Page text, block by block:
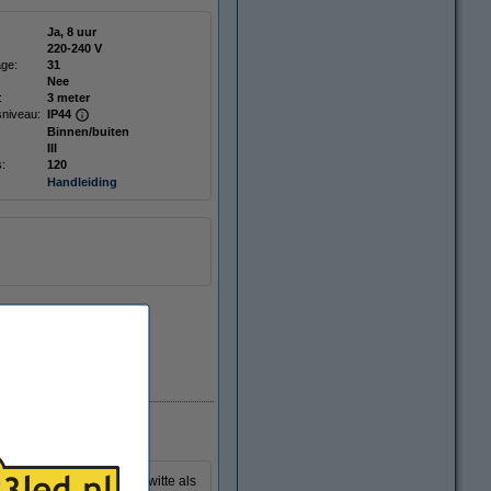
Ja, 8 uur
220-240 V
31
Nee
3 meter
IP44
Binnen/buiten
III
120
Handleiding
met zowel koud witte als